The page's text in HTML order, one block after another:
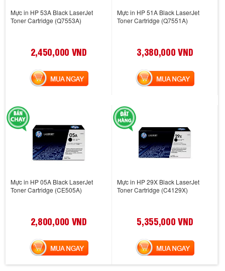
Mực in HP 53A Black LaserJet
Toner Cartridge (Q7553A)
2,450,000 VND
MUA NGAY
Mực in HP 51A Black LaserJet
Toner Cartridge (Q7551A)
3,380,000 VND
MUA NGAY
Mực in HP 05A Black LaserJet
Toner Cartridge (CE505A)
2,800,000 VND
MUA NGAY
Mực in HP 29X Black LaserJet
Toner Cartridge (C4129X)
5,355,000 VND
MUA NGAY